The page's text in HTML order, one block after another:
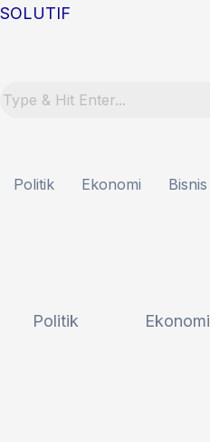
Lewati
SOLUTIF
Politik Ekonomi Bisnis
Politik Ekonomi